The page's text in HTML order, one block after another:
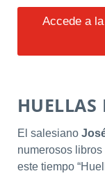
Accede a
HUELLAS
El salesiano
numerosos
este tiempo